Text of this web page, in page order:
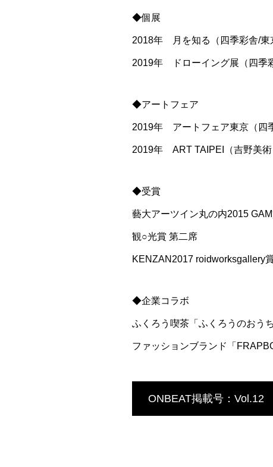
◆個展
2018年 月を知る（四季彩舎/東
2019年 ドローイング展（四季
◆アートフェア
2019年 アートフェア東京（四
2019年 ART TAIPEI（吉野美術
◆受賞
藝大アーツイン丸の内2015
観○光賞 第二席
KENZAN2017 roidworksgallery
◆企業コラボ
ふくろう喫茶「ふくろうのおう
ファッションブランド「
ONBEAT掲載号：Vol.12